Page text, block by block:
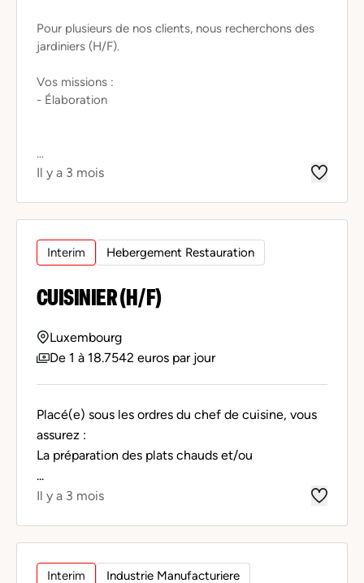
Pour plusieurs de nos clients, nous recherchons des
jardiniers (H/F).
Vos missions :
- Élaboration
...
Il y a 3 mois
Interim Hebergement Restauration
CUISINIER (H/F)
Luxembourg
De 1 à 18.7542 euros par jour
Placé(e) sous les ordres du chef de cuisine, vous
assurez :
La préparation des plats chauds et/ou
...
Il y a 3 mois
Interim Industrie Manufacturiere